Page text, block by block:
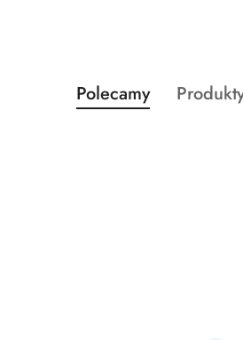
Pomiń karuzelę produktów
Produkty
o
Polecamy
Produkty